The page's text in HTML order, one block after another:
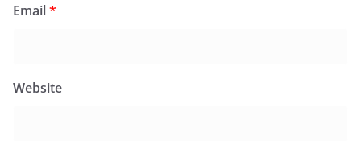
Email*
Website